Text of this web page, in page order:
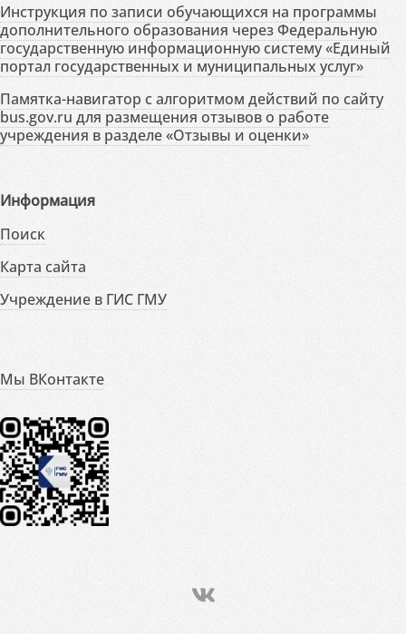
Инструкция по записи обучающихся на программы
дополнительного образования через Федеральную
государственную информационную систему «Единый
портал государственных и муниципальных услуг»
Памятка-навигатор с алгоритмом действий по сайту
bus.gov.ru для размещения отзывов о работе
учреждения в разделе «Отзывы и оценки»
Информация
Поиск
Карта сайта
Учреждение в ГИС ГМУ
Мы ВКонтакте